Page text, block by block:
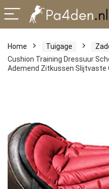
Home Tuigage
Cushion Training Dressuur
Ademend Zitkussen Slijtvaste